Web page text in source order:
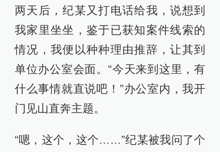
两天后，纪某又打电话给我，说想到
我家里坐坐，鉴于已获知案件线索的
情况，我便以种种理由推辞，让其到
单位办公室会面。“今天来到这里，有
什么事情就直说吧！”办公室内，我开
门见山直奔主题。
“嗯，这个，这个……”纪某被我问了个